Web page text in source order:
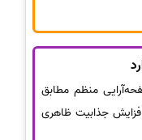
منظم مطابق
جذابیت ظاهری